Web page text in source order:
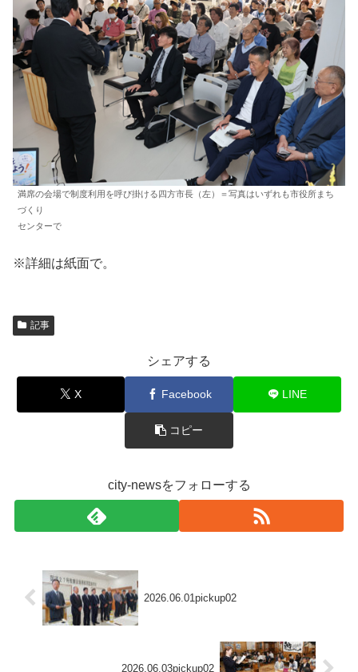
満席の会場で制度利用を呼び掛ける四方市長（左）＝写真はいずれも市役所まち
づくり
センターで
※詳細は紙面で。
記事
シェアする
X Facebook LINE
コピー
city-newsをフォローする
2026.06.01pickup02
2026.06.03pickup02